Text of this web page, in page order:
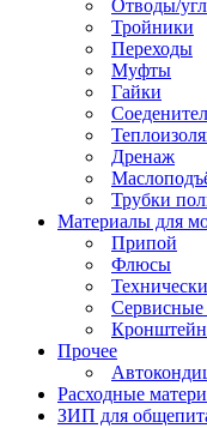
Отводы/
Тройники
Переходы
Муфты
Гайки
Дренаж
Трубки
Материалы для
Припой
Флюсы
Прочее
Расходные
ЗИП для